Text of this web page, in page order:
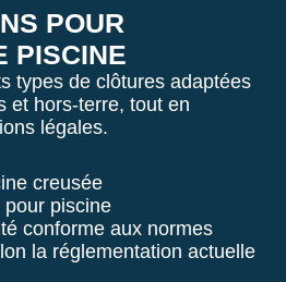
POUR
PISCINE
types de clôtures adaptées
et hors-terre, tout en
légales.
creusée
piscine
conforme aux normes
la réglementation actuelle